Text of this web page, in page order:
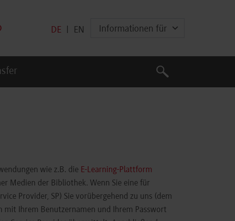
DE EN Informationen für
Suche
Suche
wie z.B. die E-Learning-Plattform
Medien der Bibliothek. Wenn Sie eine für
Provider, SP) Sie vorübergehend zu uns (dem
mit Ihrem Benutzernamen und Ihrem Passwort